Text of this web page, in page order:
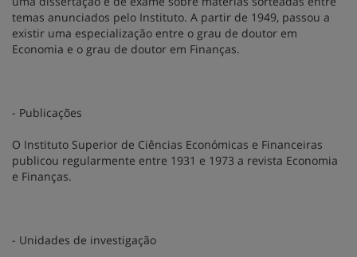
temas anunciados pelo Instituto. A partir de 1949, passou a
existir uma especialização entre o grau de doutor em
Economia e o grau de doutor em Finanças.
- Publicações
O Instituto Superior de Ciências Económicas e Financeiras
publicou regularmente entre 1931 e 1973 a revista Economia
e Finanças.
- Unidades de investigação